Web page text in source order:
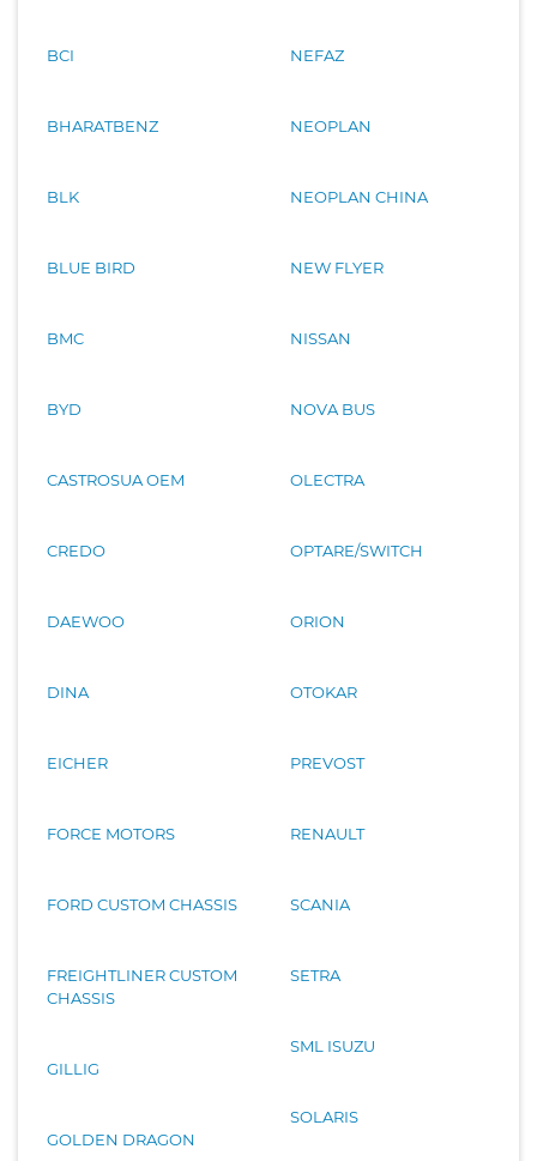
BCI
BHARATBENZ
BLK
BLUE BIRD
BMC
BYD
CASTROSUA OEM
CREDO
DAEWOO
DINA
EICHER
FORCE MOTORS
FORD CUSTOM CHASSIS
FREIGHTLINER CUSTOM
CHASSIS
GILLIG
GOLDEN DRAGON
NEFAZ
NEOPLAN
NEOPLAN CHINA
NEW FLYER
NISSAN
NOVA BUS
OLECTRA
OPTARE/SWITCH
ORION
OTOKAR
PREVOST
RENAULT
SCANIA
SETRA
SML ISUZU
SOLARIS